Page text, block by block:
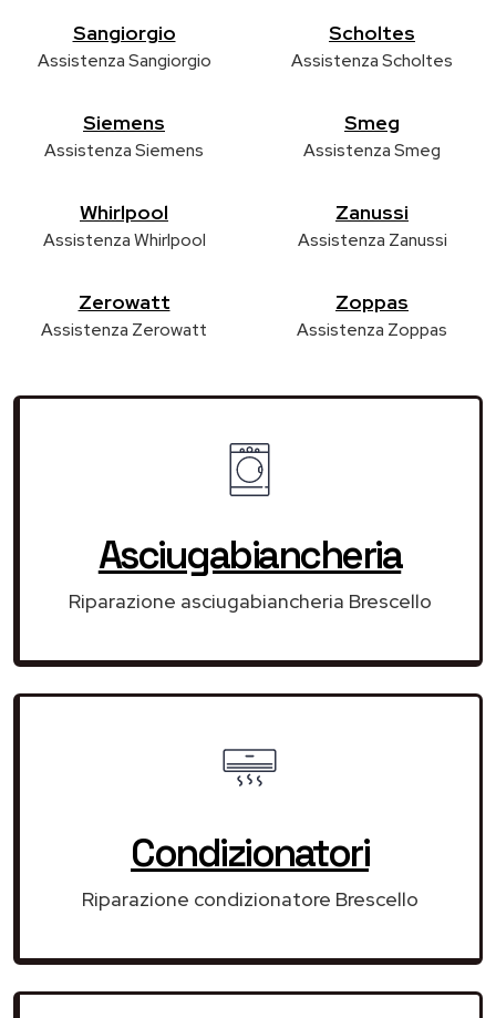
Sangiorgio
Assistenza Sangiorgio
Scholtes
Assistenza Scholtes
Siemens
Assistenza Siemens
Smeg
Assistenza Smeg
Whirlpool
Assistenza Whirlpool
Zanussi
Assistenza Zanussi
Zerowatt
Assistenza Zerowatt
Zoppas
Assistenza Zoppas
Asciugabiancheria
Riparazione asciugabiancheria Brescello
Condizionatori
Riparazione condizionatore Brescello